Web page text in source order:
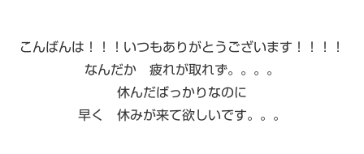
こんばんは！！！いつもありがとうございます！！！！
なんだか 疲れが取れず。。。。
休んだばっかりなのに
早く 休みが来て欲しいです。。。